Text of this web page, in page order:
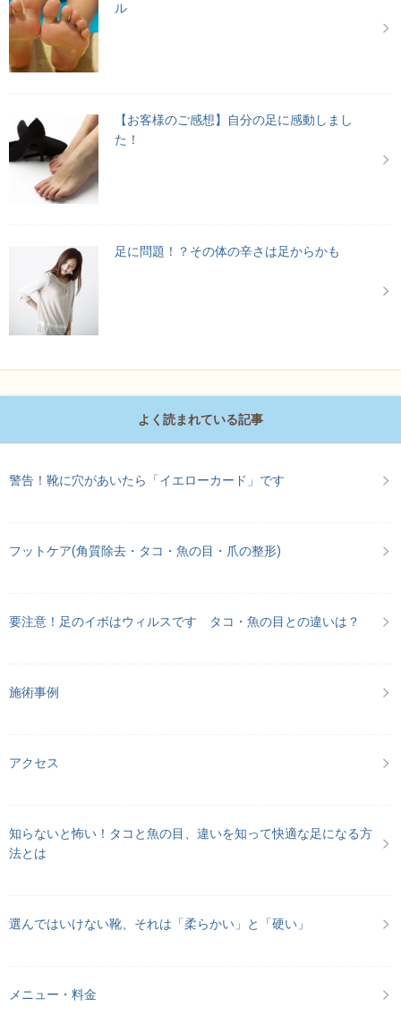
ル
【お客様のご感想】自分の足に感動しまし
た！
足に問題！？その体の辛さは足からかも
よく読まれている記事
警告！靴に穴があいたら「イエローカード」です
フットケア(角質除去・タコ・魚の目・爪の整形)
要注意！足のイボはウィルスです タコ・魚の目との違いは？
施術事例
アクセス
知らないと怖い！タコと魚の目、違いを知って快適な足になる方
法とは
選んではいけない靴、それは「柔らかい」と「硬い」
メニュー・料金